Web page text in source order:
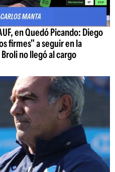
en Quedó Picando: Diego
firmes" a seguir en la
no llegó al cargo